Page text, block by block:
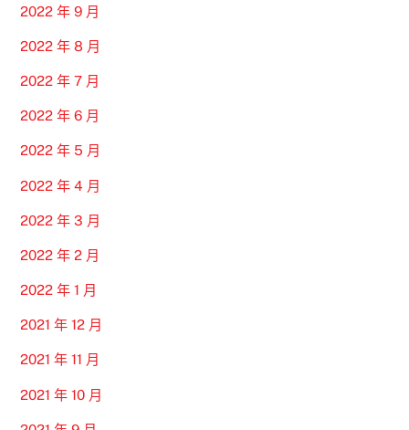
2022 年 9 月
2022 年 8 月
2022 年 7 月
2022 年 6 月
2022 年 5 月
2022 年 4 月
2022 年 3 月
2022 年 2 月
2022 年 1 月
2021 年 12 月
2021 年 11 月
2021 年 10 月